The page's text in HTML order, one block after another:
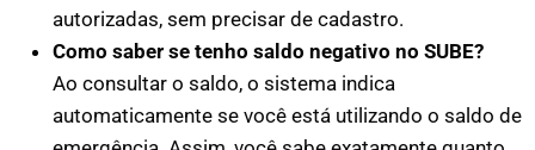
autorizadas, sem precisar de cadastro.
Como saber se tenho saldo negativo no SUBE?
Ao consultar o saldo, o sistema indica
automaticamente se você está utilizando o saldo de